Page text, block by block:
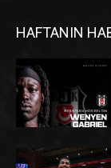
HAFTANIN